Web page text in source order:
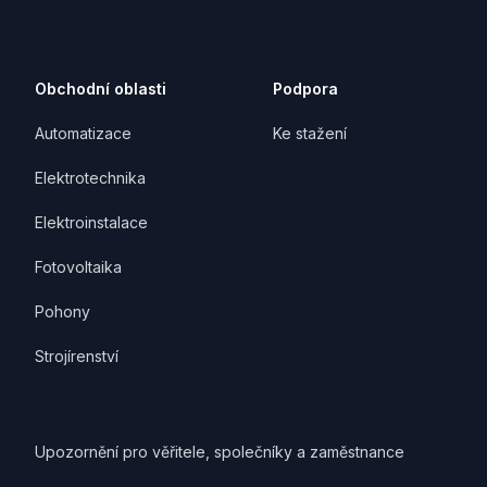
Obchodní oblasti
Automatizace
Elektrotechnika
Elektroinstalace
Fotovoltaika
Pohony
Strojírenství
Podpora
Ke stažení
Upozornění pro věřitele, společníky a zaměstnance